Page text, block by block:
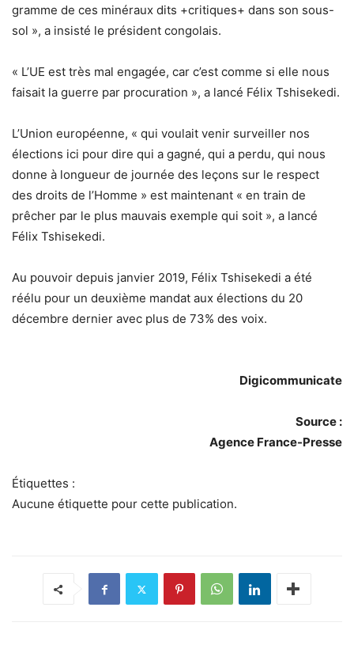
gramme de ces minéraux dits +critiques+ dans son sous-
sol », a insisté le président congolais.
« L’UE est très mal engagée, car c’est comme si elle nous
faisait la guerre par procuration », a lancé Félix Tshisekedi.
L’Union européenne, « qui voulait venir surveiller nos
élections ici pour dire qui a gagné, qui a perdu, qui nous
donne à longueur de journée des leçons sur le respect
des droits de l’Homme » est maintenant « en train de
prêcher par le plus mauvais exemple qui soit », a lancé
Félix Tshisekedi.
Au pouvoir depuis janvier 2019, Félix Tshisekedi a été
réélu pour un deuxième mandat aux élections du 20
décembre dernier avec plus de 73% des voix.
Digicommunicate
Source :
Agence France-Presse
Étiquettes :
Aucune étiquette pour cette publication.